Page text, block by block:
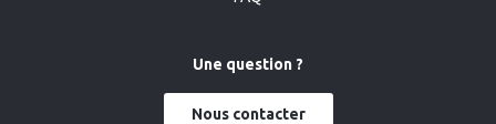
Une question ?
Nous contacter